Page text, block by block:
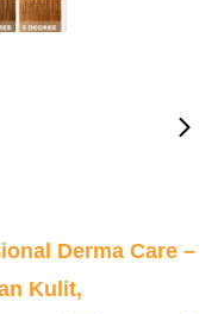
Derma Care –
Kulit,